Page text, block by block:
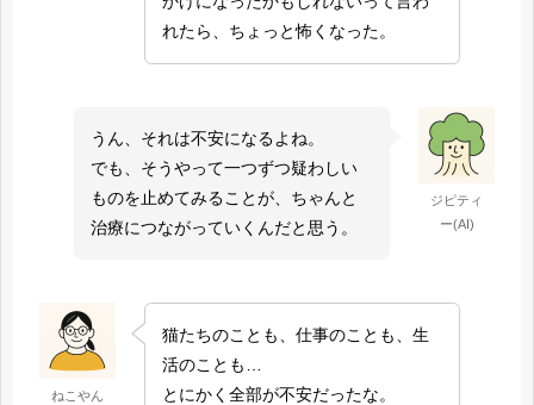
れたら、ちょっと怖くなった。
ジピティ
ー(AI)
うん、それは不安になるよね。
でも、そうやって一つずつ疑わしい
ものを止めてみることが、ちゃんと
治療につながっていくんだと思う。
ねこやん
猫たちのことも、仕事のことも、生
活のことも…
とにかく全部が不安だったな。